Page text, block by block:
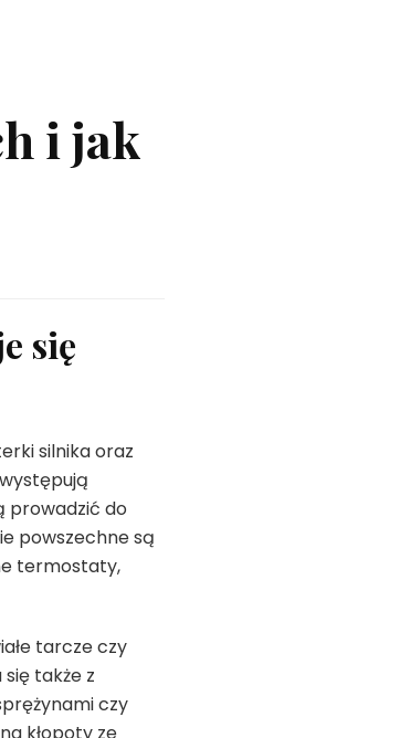
i jak
się
silnika oraz
prowadzić do
powszechne są
termostaty,
tarcze czy
także z
czy
kłopoty ze